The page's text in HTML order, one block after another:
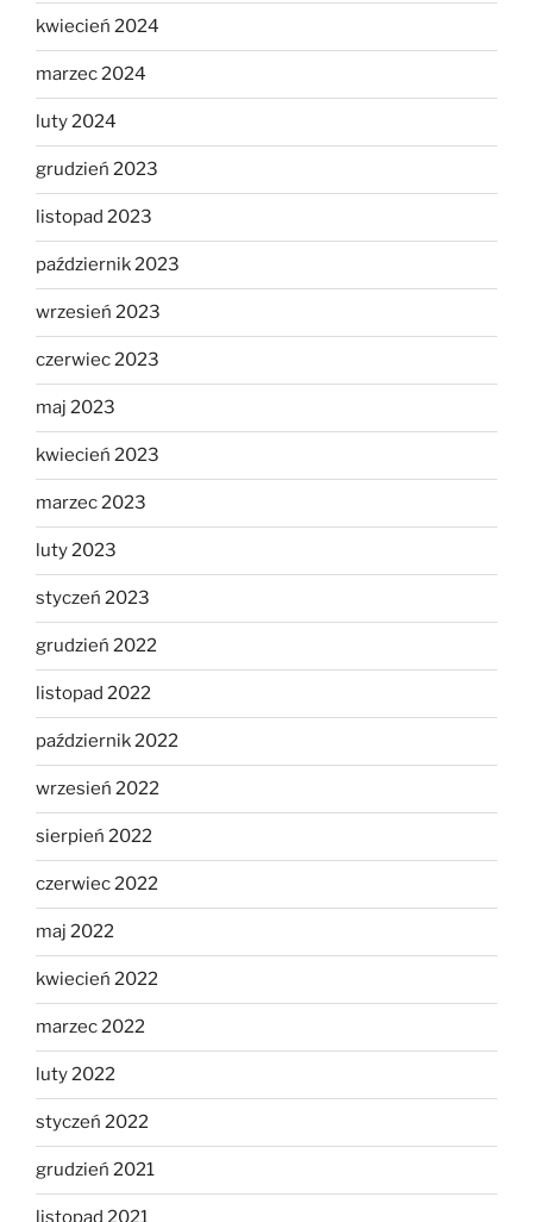
kwiecień 2024
marzec 2024
luty 2024
grudzień 2023
listopad 2023
październik 2023
wrzesień 2023
czerwiec 2023
maj 2023
kwiecień 2023
marzec 2023
luty 2023
styczeń 2023
grudzień 2022
listopad 2022
październik 2022
wrzesień 2022
sierpień 2022
czerwiec 2022
maj 2022
kwiecień 2022
marzec 2022
luty 2022
styczeń 2022
grudzień 2021
listopad 2021